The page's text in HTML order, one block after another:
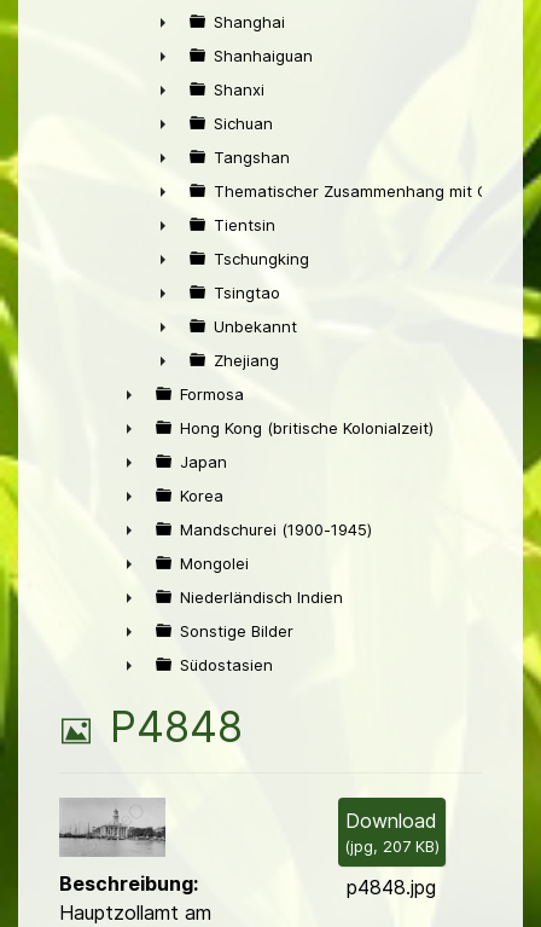
►
►
Shanghai
►
Shanhaiguan
►
Shanxi
►
Sichuan
►
Tangshan
►
Thematischer Zusammenhang mit China
►
Tientsin
►
Tschungking
►
Tsingtao
►
Unbekannt
►
Zhejiang
►
Formosa
►
Hong Kong (britische Kolonialzeit)
►
Japan
►
Korea
►
Mandschurei (1900-1945)
►
Mongolei
►
Niederländisch Indien
►
Sonstige Bilder
Südostasien
B
l
d
P4848
Download
(jpg, 207 KB)
p4848.jpg
Beschreibung:
Hauptzollamt am